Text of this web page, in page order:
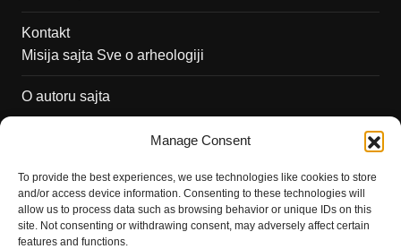
Manage Consent
To provide the best experiences, we use technologies like cookies to store
and/or access device information. Consenting to these technologies will
allow us to process data such as browsing behavior or unique IDs on this
site. Not consenting or withdrawing consent, may adversely affect certain
features and functions.
Kontakt
Misija sajta Sve o arheologiji
O autoru sajta
Saradnja